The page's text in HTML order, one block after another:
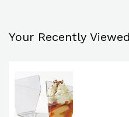
Your Recently